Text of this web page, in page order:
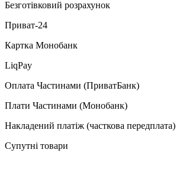
Безготівковий розрахунок
Приват-24
Картка Монобанк
LiqPay
Оплата Частинами (ПриватБанк)
Плати Частинами (Монобанк)
Накладений платіж (часткова передплата)
Супутні товари